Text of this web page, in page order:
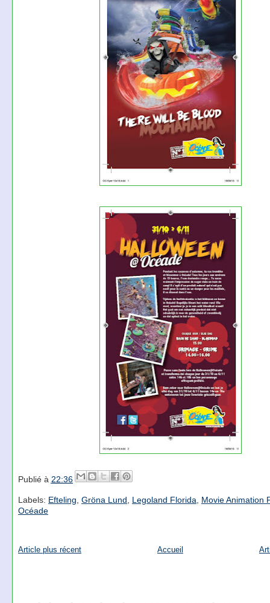
Publié à 22:36
Labels: Efteling Gröna Lund Legoland Florida
Movie Animation
Océade
Article plus récent Accueil